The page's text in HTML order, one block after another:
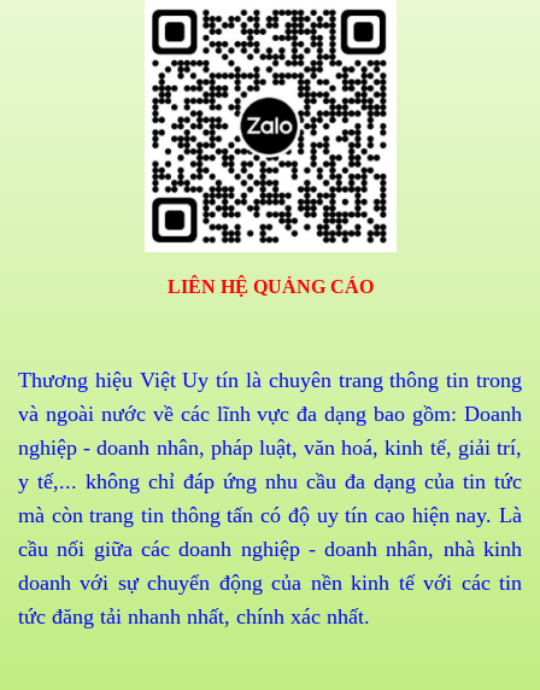
LIÊN HỆ QUẢNG CÁO
Thương hiệu Việt Uy tín là chuyên trang thông tin trong
và ngoài nước về các lĩnh vực đa dạng bao gồm: Doanh
nghiệp - doanh nhân, pháp luật, văn hoá, kinh tế, giải trí,
y tế,... không chỉ đáp ứng nhu cầu đa dạng của tin tức
mà còn trang tin thông tấn có độ uy tín cao hiện nay. Là
cầu nối giữa các doanh nghiệp - doanh nhân, nhà kinh
doanh với sự chuyển động của nền kinh tế với các tin
tức đăng tải nhanh nhất, chính xác nhất.